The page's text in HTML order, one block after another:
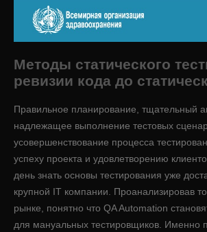
Методы статического
ревизии кода до
Правильное планирование, тщательный
надлежащее выполнение тестовых
усовершенствование процесса
успеху проекта и удовлетворению
день знать основы тестирования уже
крупной IT компании. Проанализировав
рынке, понятно что QA Automation
для мануальных тестировщиков. Именно